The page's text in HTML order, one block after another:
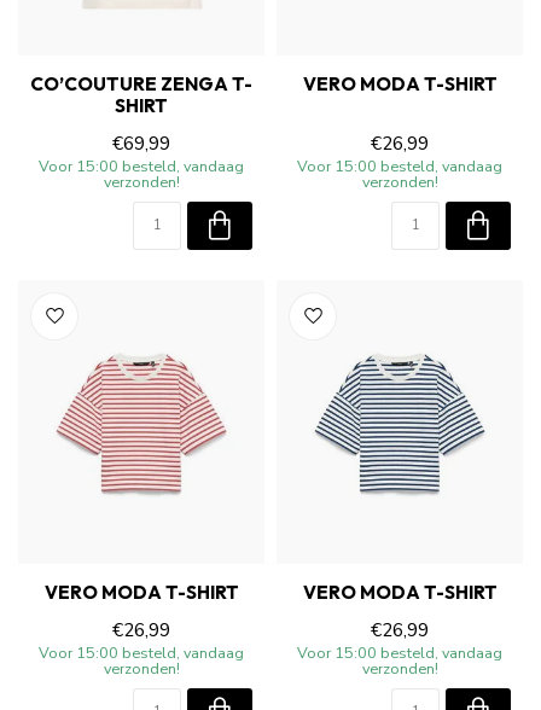
CO’COUTURE ZENGA T-
SHIRT
€69,99
Voor 15:00 besteld, vandaag
verzonden!
VERO MODA T-SHIRT
€26,99
Voor 15:00 besteld, vandaag
verzonden!
VERO MODA T-SHIRT
€26,99
Voor 15:00 besteld, vandaag
verzonden!
VERO MODA T-SHIRT
€26,99
Voor 15:00 besteld, vandaag
verzonden!